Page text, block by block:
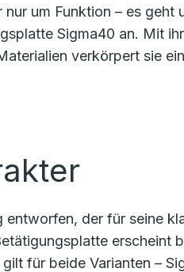
um Funktion – es geht
Sigma40 an. Mit
verkörpert sie
der für seine
erscheint
für beide Varianten –